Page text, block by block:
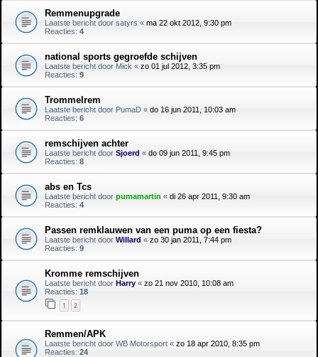
Remmenupgrade
Laatste bericht door satyrs « ma 22 okt 2012, 9:30 pm
Reacties: 4
national sports gegroefde schijven
Laatste bericht door Mick « zo 01 jul 2012, 3:35 pm
Reacties: 9
Trommelrem
Laatste bericht door PumaD « do 16 jun 2011, 10:03 am
Reacties: 6
remschijven achter
Laatste bericht door Sjoerd « do 09 jun 2011, 9:45 pm
Reacties: 8
abs en Tcs
Laatste bericht door pumamartin « di 26 apr 2011, 9:30 am
Reacties: 4
Passen remklauwen van een puma op een fiesta?
Laatste bericht door Willard « zo 30 jan 2011, 7:44 pm
Reacties: 9
Kromme remschijven
Laatste bericht door Harry « zo 21 nov 2010, 10:08 am
Reacties: 18
1 2
Remmen/APK
Laatste bericht door WB Motorsport « zo 18 apr 2010, 8:35 pm
Reacties: 24